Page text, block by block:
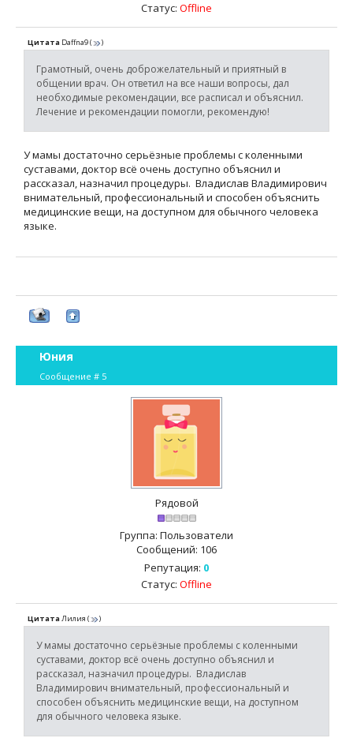
Статус: Offline
Цитата Daffna9( )
Грамотный, очень доброжелательный и приятный в
общении врач. Он ответил на все наши вопросы, дал
необходимые рекомендации, все расписал и объяснил.
Лечение и рекомендации помогли, рекомендую!
У мамы достаточно серьёзные проблемы с коленными
суставами, доктор всё очень доступно объяснил и
рассказал, назначил процедуры. Владислав Владимирович
внимательный, профессиональный и способен объяснить
медицинские вещи, на доступном для обычного человека
языке.
Юния
Сообщение # 5
Рядовой
Группа: Пользователи
Сообщений: 106
Репутация: 0
Статус: Offline
ЦитатаЛилия ( )
У мамы достаточно серьёзные проблемы с коленными
суставами, доктор всё очень доступно объяснил и
рассказал, назначил процедуры. Владислав
Владимирович внимательный, профессиональный и
способен объяснить медицинские вещи, на доступном
для обычного человека языке.